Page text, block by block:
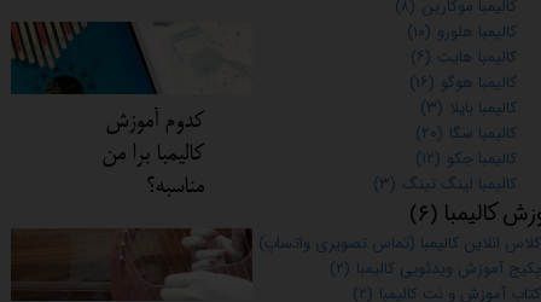
کالیمبا موکارین (۸)
کالیمبا هلورو (۱۰)
کالیمبا هایت (۶)
کالیمبا هوگو (۱۶)
کالیمبا بایلا (۳)
کالیمبا سگا (۲۰)
کالیمبا جکو (۱۲)
کالیمبا لینگ تینگ (۳)
کالیمبا (۶)
کلاس انلاین کالیمبا (تماس تصویری واتساپ) (۱)
پکیج آموزش ویدئویی کالیمبا (۲)
کتاب آموزش و نت کالیمبا (۲)
کدوم آموزش
کالیمبا برا من
مناسبه؟